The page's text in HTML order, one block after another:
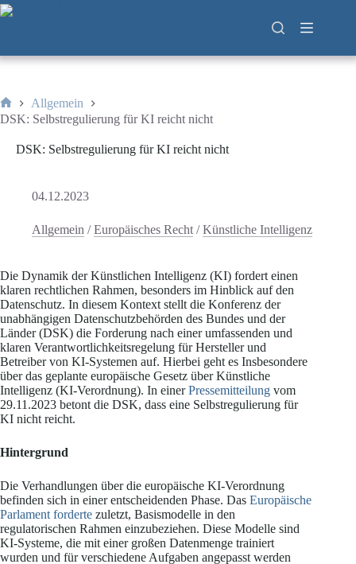
Zum
Inhalt
Start
Allgemein
DSK: Selbstregulierung für KI reicht nicht
DSK: Selbstregulierung für KI reicht nicht
04.12.2023
Allgemein /Europäisches Recht /Künstliche Intelligenz
Die Dynamik der Künstlichen Intelligenz (KI) fordert einen
klaren rechtlichen Rahmen, besonders im Hinblick auf den
Datenschutz. In diesem Kontext stellt die Konferenz der
unabhängigen Datenschutzbehörden des Bundes und der
Länder (DSK) die Forderung nach einer umfassenden und
klaren Verantwortlichkeitsregelung für Hersteller und
Betreiber von KI-Systemen auf. Hierbei geht es Insbesondere
über das geplante europäische Gesetz über Künstliche
Intelligenz (KI-Verordnung). In einerPressemitteilung vom
29.11.2023 betont die DSK, dass eine Selbstregulierung für
KI nicht reicht.
Hintergrund
Die Verhandlungen über die europäische KI-Verordnung
befinden sich in einer entscheidenden Phase. Das Europäische
Parlament forderte zuletzt, Basismodelle in den
regulatorischen Rahmen einzubeziehen. Diese Modelle sind
KI-Systeme, die mit einer großen Datenmenge trainiert
wurden und für verschiedene Aufgaben angepasst werden